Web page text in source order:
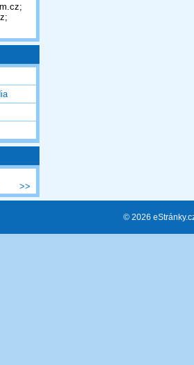
>>
© 2026